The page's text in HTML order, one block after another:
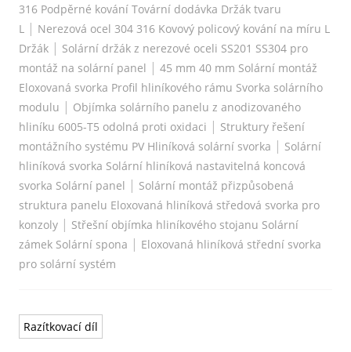
316 Podpěrné kování Tovární dodávka Držák tvaru
L| Nerezová ocel 304 316 Kovový policový kování na míru L
Držák| Solární držák z nerezové oceli SS201 SS304 pro
montáž na solární panel | 45 mm 40 mm Solární montáž
Eloxovaná svorka Profil hliníkového rámu Svorka solárního
modulu | Objímka solárního panelu z anodizovaného
hliníku 6005-T5 odolná proti oxidaci | Struktury řešení
montážního systému PV Hliníková solární svorka | Solární
hliníková svorka Solární hliníková nastavitelná koncová
svorka Solární panel | Solární montáž přizpůsobená
struktura panelu Eloxovaná hliníková středová svorka pro
konzoly| Střešní objímka hliníkového stojanu Solární
zámek Solární spona | Eloxovaná hliníková střední svorka
pro solární systém
Razítkovací díl